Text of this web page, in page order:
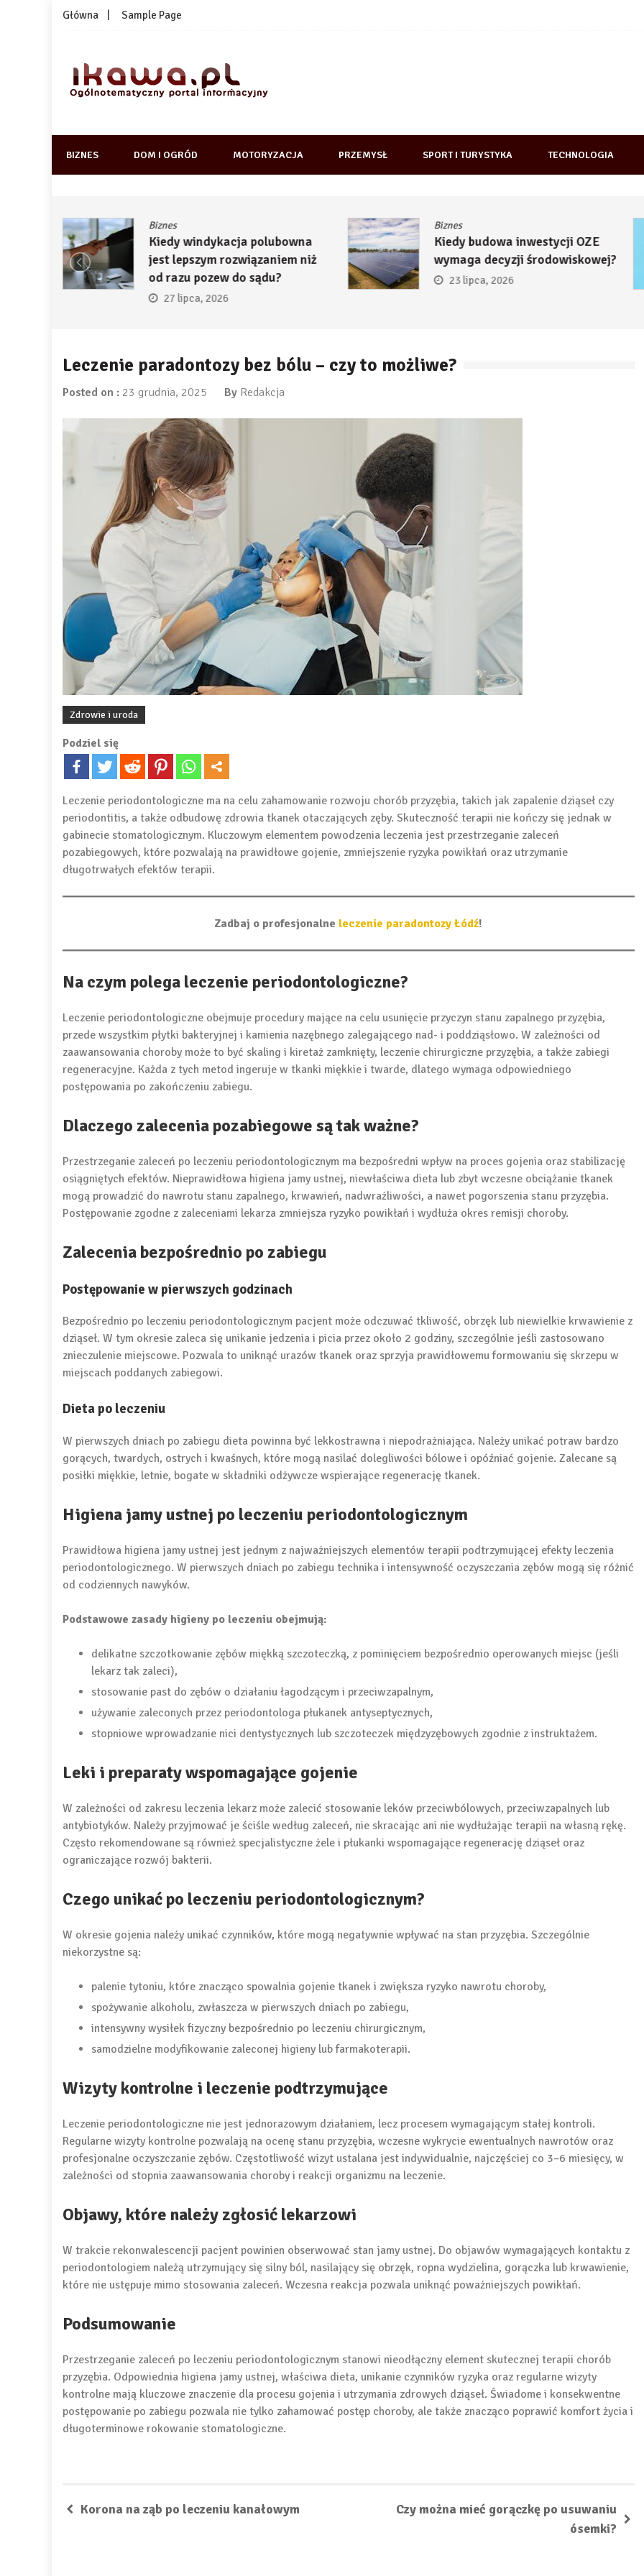
Skip
Główna Sample Page
1kawa.pl
BIZNES DOM I OGRÓD MOTORYZACJA PRZEMYSŁ SPORT I TURYSTYKA TECHNOLOGIA
Biznes
Kiedy windykacja polubowna
jest lepszym rozwiązaniem niż
od razu pozew do sądu?
27 lipca, 2026
Biznes
Kiedy budowa inwestycji OZE
wymaga decyzji środowiskowej?
23 lipca, 2026
Leczenie paradontozy bez bólu – czy to możliwe?
Posted on : 23 grudnia, 2025 By Redakcja
Zdrowie i uroda
Podziel się
Leczenie periodontologiczne ma na celu zahamowanie rozwoju chorób przyzębia, takich jak zapalenie dziąseł czy
periodontitis, a także odbudowę zdrowia tkanek otaczających zęby. Skuteczność terapii nie kończy się jednak w
gabinecie stomatologicznym. Kluczowym elementem powodzenia leczenia jest przestrzeganie zaleceń
pozabiegowych, które pozwalają na prawidłowe gojenie, zmniejszenie ryzyka powikłań oraz utrzymanie
długotrwałych efektów terapii.
Zadbaj o profesjonalne leczenie paradontozy Łódź!
Na czym polega leczenie periodontologiczne?
Leczenie periodontologiczne obejmuje procedury mające na celu usunięcie przyczyn stanu zapalnego przyzębia,
przede wszystkim płytki bakteryjnej i kamienia nazębnego zalegającego nad- i poddziąsłowo. W zależności od
zaawansowania choroby może to być skaling i kiretaż zamknięty, leczenie chirurgiczne przyzębia, a także zabiegi
regeneracyjne. Każda z tych metod ingeruje w tkanki miękkie i twarde, dlatego wymaga odpowiedniego
postępowania po zakończeniu zabiegu.
Dlaczego zalecenia pozabiegowe są tak ważne?
Przestrzeganie zaleceń po leczeniu periodontologicznym ma bezpośredni wpływ na proces gojenia oraz stabilizację
osiągniętych efektów. Nieprawidłowa higiena jamy ustnej, niewłaściwa dieta lub zbyt wczesne obciążanie tkanek
mogą prowadzić do nawrotu stanu zapalnego, krwawień, nadwrażliwości, a nawet pogorszenia stanu przyzębia.
Postępowanie zgodne z zaleceniami lekarza zmniejsza ryzyko powikłań i wydłuża okres remisji choroby.
Zalecenia bezpośrednio po zabiegu
Postępowanie w pierwszych godzinach
Bezpośrednio po leczeniu periodontologicznym pacjent może odczuwać tkliwość, obrzęk lub niewielkie krwawienie z
dziąseł. W tym okresie zaleca się unikanie jedzenia i picia przez około 2 godziny, szczególnie jeśli zastosowano
znieczulenie miejscowe. Pozwala to uniknąć urazów tkanek oraz sprzyja prawidłowemu formowaniu się skrzepu w
miejscach poddanych zabiegowi.
Dieta po leczeniu
W pierwszych dniach po zabiegu dieta powinna być lekkostrawna i niepodrażniająca. Należy unikać potraw bardzo
gorących, twardych, ostrych i kwaśnych, które mogą nasilać dolegliwości bólowe i opóźniać gojenie. Zalecane są
posiłki miękkie, letnie, bogate w składniki odżywcze wspierające regenerację tkanek.
Higiena jamy ustnej po leczeniu periodontologicznym
Prawidłowa higiena jamy ustnej jest jednym z najważniejszych elementów terapii podtrzymującej efekty leczenia
periodontologicznego. W pierwszych dniach po zabiegu technika i intensywność oczyszczania zębów mogą się różnić
od codziennych nawyków.
Podstawowe zasady higieny po leczeniu obejmują:
delikatne szczotkowanie zębów miękką szczoteczką, z pominięciem bezpośrednio operowanych miejsc (jeśli
lekarz tak zaleci),
stosowanie past do zębów o działaniu łagodzącym i przeciwzapalnym,
używanie zaleconych przez periodontologa płukanek antyseptycznych,
stopniowe wprowadzanie nici dentystycznych lub szczoteczek międzyzębowych zgodnie z instruktażem.
Leki i preparaty wspomagające gojenie
W zależności od zakresu leczenia lekarz może zalecić stosowanie leków przeciwbólowych, przeciwzapalnych lub
antybiotyków. Należy przyjmować je ściśle według zaleceń, nie skracając ani nie wydłużając terapii na własną rękę.
Często rekomendowane są również specjalistyczne żele i płukanki wspomagające regenerację dziąseł oraz
ograniczające rozwój bakterii.
Czego unikać po leczeniu periodontologicznym?
W okresie gojenia należy unikać czynników, które mogą negatywnie wpływać na stan przyzębia. Szczególnie
niekorzystne są:
palenie tytoniu, które znacząco spowalnia gojenie tkanek i zwiększa ryzyko nawrotu choroby,
spożywanie alkoholu, zwłaszcza w pierwszych dniach po zabiegu,
intensywny wysiłek fizyczny bezpośrednio po leczeniu chirurgicznym,
samodzielne modyfikowanie zaleconej higieny lub farmakoterapii.
Wizyty kontrolne i leczenie podtrzymujące
Leczenie periodontologiczne nie jest jednorazowym działaniem, lecz procesem wymagającym stałej kontroli.
Regularne wizyty kontrolne pozwalają na ocenę stanu przyzębia, wczesne wykrycie ewentualnych nawrotów oraz
profesjonalne oczyszczanie zębów. Częstotliwość wizyt ustalana jest indywidualnie, najczęściej co 3–6 miesięcy, w
zależności od stopnia zaawansowania choroby i reakcji organizmu na leczenie.
Objawy, które należy zgłosić lekarzowi
W trakcie rekonwalescencji pacjent powinien obserwować stan jamy ustnej. Do objawów wymagających kontaktu z
periodontologiem należą utrzymujący się silny ból, nasilający się obrzęk, ropna wydzielina, gorączka lub krwawienie,
które nie ustępuje mimo stosowania zaleceń. Wczesna reakcja pozwala uniknąć poważniejszych powikłań.
Podsumowanie
Przestrzeganie zaleceń po leczeniu periodontologicznym stanowi nieodłączny element skutecznej terapii chorób
przyzębia. Odpowiednia higiena jamy ustnej, właściwa dieta, unikanie czynników ryzyka oraz regularne wizyty
kontrolne mają kluczowe znaczenie dla procesu gojenia i utrzymania zdrowych dziąseł. Świadome i konsekwentne
postępowanie po zabiegu pozwala nie tylko zahamować postęp choroby, ale także znacząco poprawić komfort życia i
długoterminowe rokowanie stomatologiczne.
Korona na ząb po leczeniu kanałowym
Czy można mieć gorączkę po usuwaniu
ósemki?